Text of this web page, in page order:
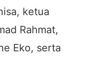
ketua
Rahmat,
Eko, serta